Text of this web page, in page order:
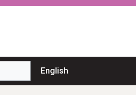
English